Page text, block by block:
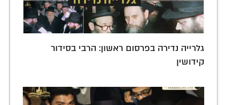
גלרייה נדירה בפרסום ראשון: הרבי בסידור
קידושין